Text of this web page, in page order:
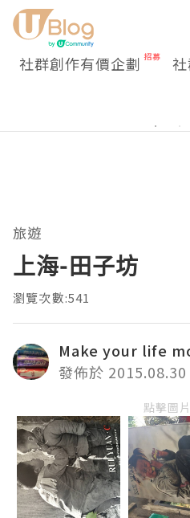
社群創作有價企劃
旅遊
上海-田子坊
瀏覽次數:541
Make your life
發佈於 2015.08.30
點擊圖